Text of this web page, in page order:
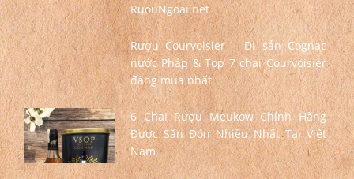
RuouNgoai.net
Rượu Courvoisier – Di sản Cognac
nước Pháp & Top 7 chai Courvoisier
đáng mua nhất
6 Chai Rượu Meukow Chính Hãng
Được Săn Đón Nhiều Nhất Tại Việt
Nam